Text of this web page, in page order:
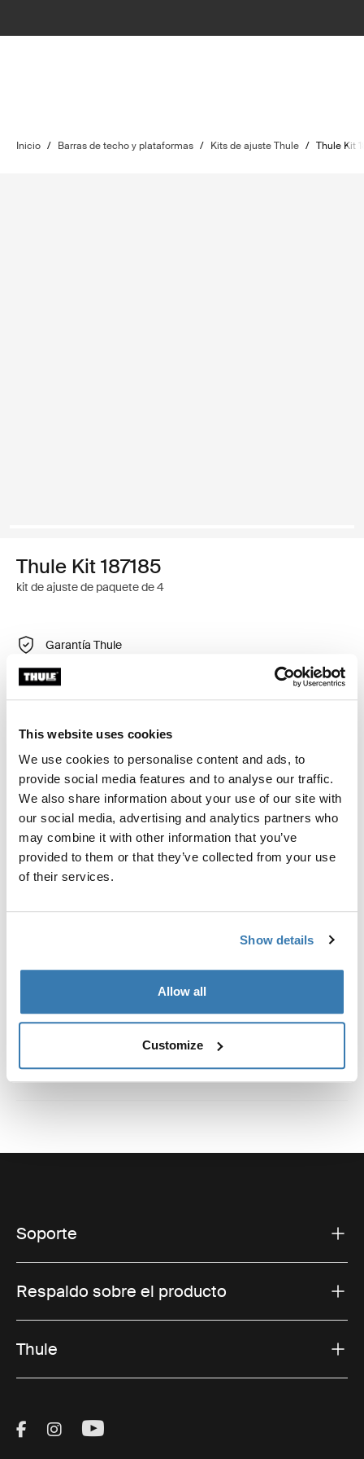
This website uses cookies
We use cookies to personalise content and ads, to
provide social media features and to analyse our traffic.
We also share information about your use of our site with
our social media, advertising and analytics partners who
may combine it with other information that you’ve
provided to them or that they’ve collected from your use
of their services.
Show details
Allow all
Customize
Inicio / Barras de techo y plataformas / Kits de ajuste Thule / Thule Kit
Thule Kit 187185
kit de ajuste de paquete de 4
Garantía Thule
Buscar un distribuidor
Kit de ajuste a la medida para montar un sistema de
portaequipajes de techo Thule en vehículos con puntos
de fijación integrados, perfil en T o puntos de fijación
de portaequipajes de instalación personalizada.
Toggle guides and instructions
Soporte
Respaldo sobre el producto
Thule
Visit Thule on Facebook (external link)
Visit Thule on Instagram (external link)
Visit Thule on Youtube (external